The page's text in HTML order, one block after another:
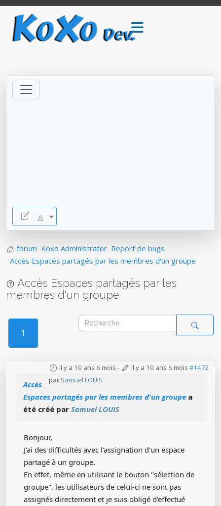
forum Koxo Administrator Report de bugs
Accès Espaces partagés par les membres d'un groupe
Accès Espaces partagés par les
membres d'un groupe
1
il y a 10 ans 6 mois - il y a 10 ans 6 mois #1472
par Samuel LOUIS
Accès
Espaces partagés par les membres d'un groupe a
été créé par Samuel LOUIS
Bonjour,
J'ai des difficultés avec l'assignation d'un espace
partagé à un groupe.
En effet, même en utilisant le bouton "sélection de
groupe", les utilisateurs de celui-ci ne sont pas
assignés directement et je suis obligé d'effectué